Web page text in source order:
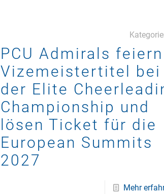
PCU Admirals feiern
Vizemeistertitel bei
der Elite
Championship und
lösen Ticket für die
European Summits
2027
Mehr